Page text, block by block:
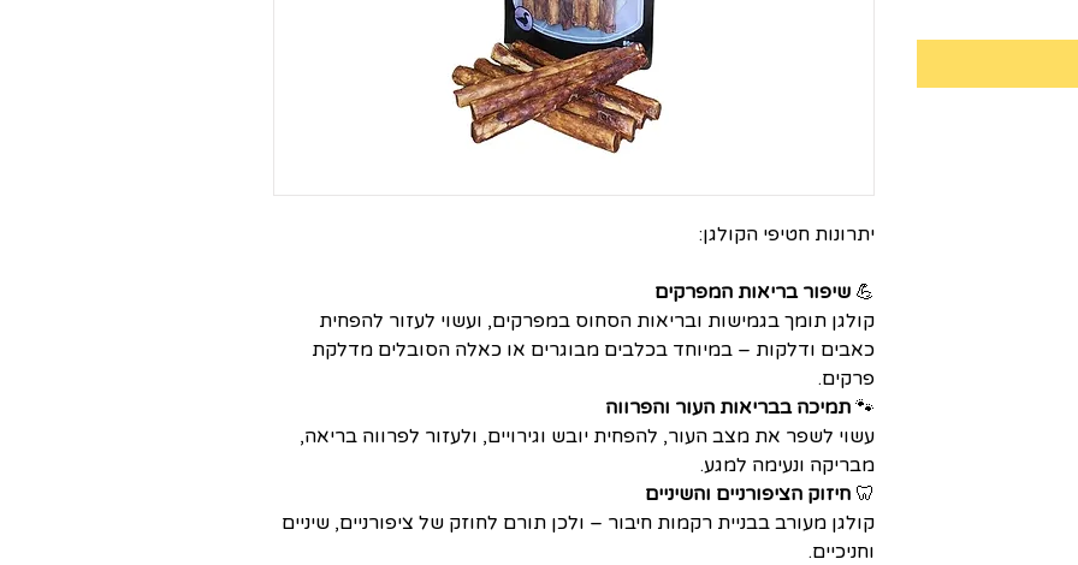
יתרונות חטיפי הקולגן:
💪 שיפור בריאות המפרקים
קולגן תומך בגמישות ובריאות הסחוס במפרקים, ועשוי לעזור להפחית
כאבים ודלקות – במיוחד בכלבים מבוגרים או כאלה הסובלים מדלקת
פרקים.
🐾 תמיכה בבריאות העור והפרווה
עשוי לשפר את מצב העור, להפחית יובש וגירויים, ולעזור לפרווה בריאה,
מבריקה ונעימה למגע.
🦷 חיזוק הציפורניים והשיניים
קולגן מעורב בבניית רקמות חיבור – ולכן תורם לחוזק של ציפורניים, שיניים
וחניכיים.